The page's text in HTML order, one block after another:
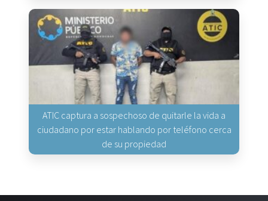
ATIC captura a sospechoso de quitarle la vida a
ciudadano por estar hablando por teléfono cerca
de su propiedad